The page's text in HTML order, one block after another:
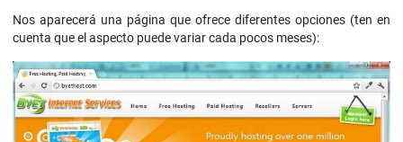
Nos aparecerá una página que ofrece diferentes opciones (ten en
cuenta que el aspecto puede variar cada pocos meses):